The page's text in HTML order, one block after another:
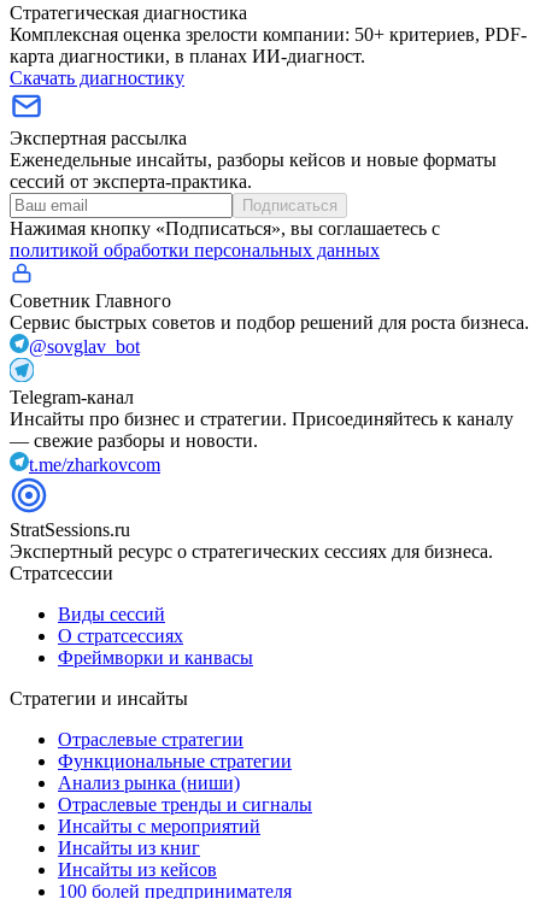
Стратегическая диагностика
Комплексная оценка зрелости компании: 50+ критериев, PDF-
карта диагностики, в планах ИИ-диагност.
Скачать диагностику
Экспертная рассылка
Еженедельные инсайты, разборы кейсов и новые форматы
сессий от эксперта-практика.
Подписаться
Нажимая кнопку «Подписаться», вы соглашаетесь с
политикой обработки персональных данных
Советник Главного
Сервис быстрых советов и подбор решений для роста бизнеса.
@sovglav_bot
Telegram-канал
Инсайты про бизнес и стратегии. Присоединяйтесь к каналу
— свежие разборы и новости.
t.me/zharkovcom
StratSessions.ru
Экспертный ресурс о стратегических сессиях для бизнеса.
Стратсессии
Виды сессий
О стратсессиях
Фреймворки и канвасы
Стратегии и инсайты
Отраслевые стратегии
Функциональные стратегии
Анализ рынка (ниши)
Отраслевые тренды и сигналы
Инсайты с мероприятий
Инсайты из книг
Инсайты из кейсов
100 болей предпринимателя